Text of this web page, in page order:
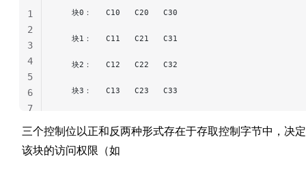
   块0：   C10   C20   C30
   块1：   C11   C21   C31
   块2：   C12   C22   C32
   块3：   C13   C23   C33
1
2
3
4
5
6
7
三个控制位以正和反两种形式存在于存取控制字节中，决
该块的访问权限（如